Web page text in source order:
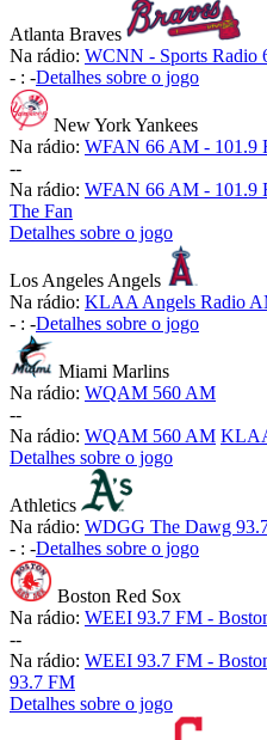
Atlanta Braves
Na rádio: WCNN - Sports Radio
- : -Detalhes sobre o jogo
New York Yankees
Na rádio: WFAN 66 AM - 101.9
--
Na rádio: WFAN 66 AM - 101.9
The Fan
Detalhes sobre o jogo
Los Angeles Angels
Na rádio: KLAA Angels Radio
- : -Detalhes sobre o jogo
Miami Marlins
Na rádio: WQAM 560 AM
--
Na rádio: WQAM 560 AM
Detalhes sobre o jogo
Athletics
Na rádio: WDGG The Dawg
- : -Detalhes sobre o jogo
Boston Red Sox
Na rádio: WEEI 93.7 FM -
--
Na rádio: WEEI 93.7 FM -
93.7 FM
Detalhes sobre o jogo